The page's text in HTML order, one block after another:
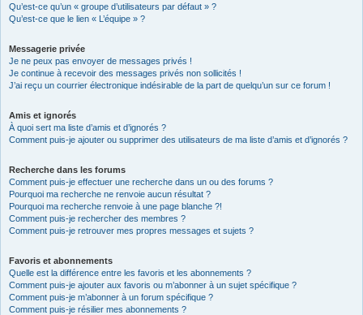
Qu’est-ce qu’un « groupe d’utilisateurs par défaut » ?
Qu’est-ce que le lien « L’équipe » ?
Messagerie privée
Je ne peux pas envoyer de messages privés !
Je continue à recevoir des messages privés non sollicités !
J’ai reçu un courrier électronique indésirable de la part de quelqu’un sur ce forum !
Amis et ignorés
À quoi sert ma liste d’amis et d’ignorés ?
Comment puis-je ajouter ou supprimer des utilisateurs de ma liste d’amis et d’ignorés ?
Recherche dans les forums
Comment puis-je effectuer une recherche dans un ou des forums ?
Pourquoi ma recherche ne renvoie aucun résultat ?
Pourquoi ma recherche renvoie à une page blanche ?!
Comment puis-je rechercher des membres ?
Comment puis-je retrouver mes propres messages et sujets ?
Favoris et abonnements
Quelle est la différence entre les favoris et les abonnements ?
Comment puis-je ajouter aux favoris ou m’abonner à un sujet spécifique ?
Comment puis-je m’abonner à un forum spécifique ?
Comment puis-je résilier mes abonnements ?